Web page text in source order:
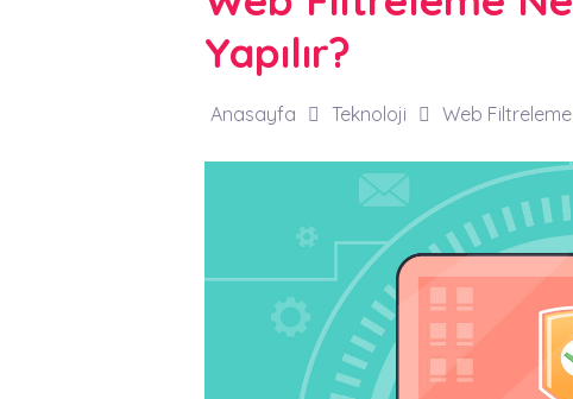
Yapılır?
Anasayfa Teknoloji Web Filtreleme